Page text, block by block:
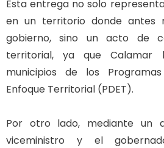
Esta entrega no solo
en un territorio donde antes
gobierno, sino un acto de
territorial, ya que
municipios de los
Enfoque Territorial (PDET).
Por otro lado, mediante un
viceministro y el